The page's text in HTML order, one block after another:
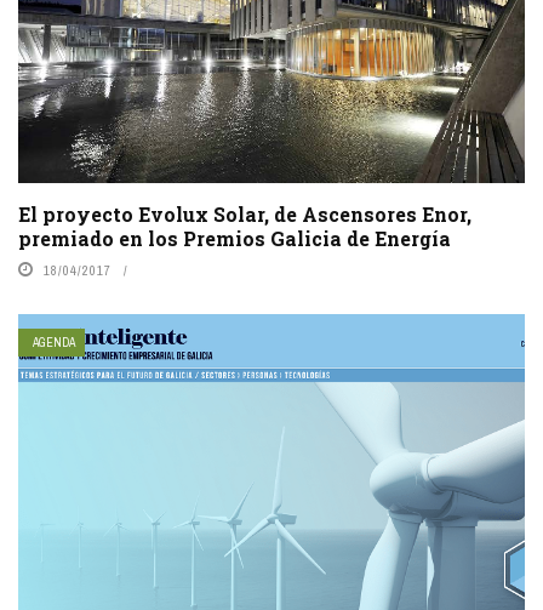
El proyecto Evolux Solar, de Ascensores Enor,
premiado en los Premios Galicia de Energía
18/04/2017
AGENDA